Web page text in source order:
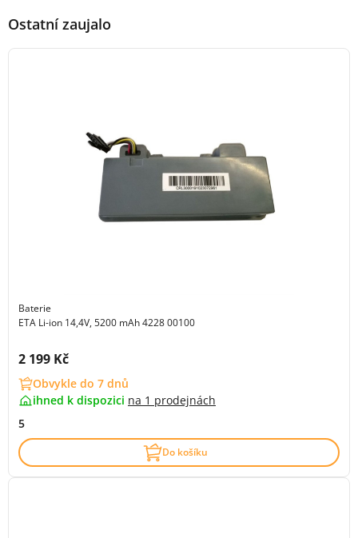
Ostatní zaujalo
Baterie
ETA Li-ion 14,4V, 5200 mAh 4228 00100
Cena s DPH:
2 199 Kč
Obvykle do 7 dnů
ihned k dispozici na 1 prodejnách
5
Do košíku